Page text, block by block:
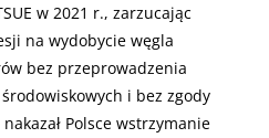
w 2021 r., zarzucając
na wydobycie węgla
bez przeprowadzenia
i bez zgody
Polsce wstrzymanie